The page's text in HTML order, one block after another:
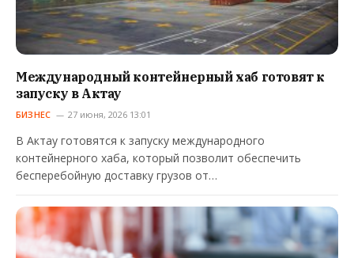
Международный контейнерный хаб готовят к
запуску в Актау
БИЗНЕС 27 июня, 2026 13:01
В Актау готовятся к запуску международного
контейнерного хаба, который позволит обеспечить
бесперебойную доставку грузов от…